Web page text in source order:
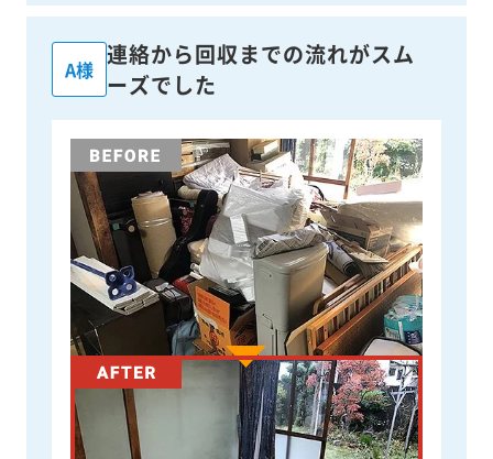
A様
連絡から回収までの流れがスム
ーズでした